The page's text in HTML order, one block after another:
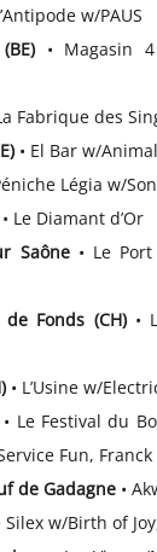
w/PAUS
• Magasin 4
Fabrique des
• El Bar w/
Légia w/
Le Diamant d’Or
Saône• Le Port
de Fonds (CH)•
• L’Usine w/
• Le Festival du
Fun, Franck
de Gadagne•
Silex w/Birth of